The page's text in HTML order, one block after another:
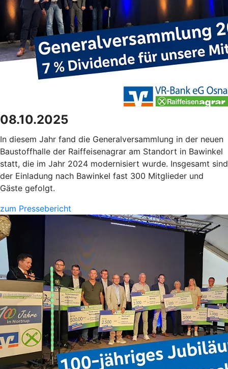
08.10.2025
In diesem Jahr fand die Generalversammlung in der neuen
Baustoffhalle der Raiffeisenagrar am Standort in Bawinkel
statt, die im Jahr 2024 modernisiert wurde. Insgesamt sind
der Einladung nach Bawinkel fast 300 Mitglieder und
Gäste gefolgt.
zum Pressebericht